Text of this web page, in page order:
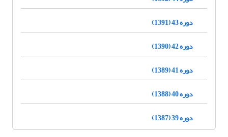
دوره 43 (1391)
دوره 42 (1390)
دوره 41 (1389)
دوره 40 (1388)
دوره 39 (1387)